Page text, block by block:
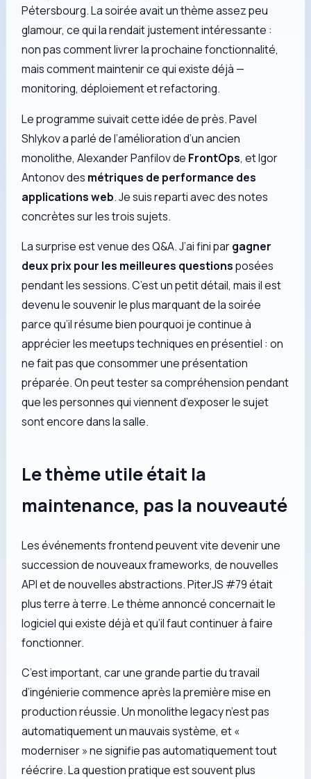
Pétersbourg. La soirée avait un thème assez peu
glamour, ce qui la rendait justement intéressante :
non pas comment livrer la prochaine fonctionnalité,
mais comment maintenir ce qui existe déjà —
monitoring, déploiement et refactoring.
Le programme suivait cette idée de près. Pavel
Shlykov a parlé de l’amélioration d’un ancien
monolithe, Alexander Panfilov de FrontOps, et Igor
Antonov des métriques de performance des
applications web. Je suis reparti avec des notes
concrètes sur les trois sujets.
La surprise est venue des Q&A. J’ai fini pargagner
deux prix pour les meilleures questionsposées
pendant les sessions. C’est un petit détail, mais il est
devenu le souvenir le plus marquant de la soirée
parce qu’il résume bien pourquoi je continue à
apprécier les meetups techniques en présentiel : on
ne fait pas que consommer une présentation
préparée. On peut tester sa compréhension pendant
que les personnes qui viennent d’exposer le sujet
sont encore dans la salle.
Le thème utile était la
maintenance, pas la nouveauté
Les événements frontend peuvent vite devenir une
succession de nouveaux frameworks, de nouvelles
API et de nouvelles abstractions. PiterJS #79 était
plus terre à terre. Le thème annoncé concernait le
logiciel qui existe déjà et qu’il faut continuer à faire
fonctionner.
C’est important, car une grande partie du travail
d’ingénierie commence après la première mise en
production réussie. Un monolithe legacy n’est pas
automatiquement un mauvais système, et «
moderniser » ne signifie pas automatiquement tout
réécrire. La question pratique est souvent plus